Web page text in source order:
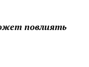
повлиять